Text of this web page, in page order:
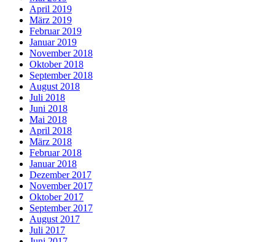
April 2019
März 2019
Februar 2019
Januar 2019
November 2018
Oktober 2018
September 2018
August 2018
Juli 2018
Juni 2018
Mai 2018
April 2018
März 2018
Februar 2018
Januar 2018
Dezember 2017
November 2017
Oktober 2017
September 2017
August 2017
Juli 2017